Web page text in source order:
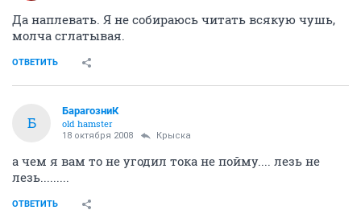
Да наплевать. Я не собираюсь читать всякую чушь,
молча сглатывая.
ОТВЕТИТЬ
Б
БарагозниК
old hamster
18 октября 2008 Крыска
а чем я вам то не угодил тока не пойму.... лезь не
лезь.........
ОТВЕТИТЬ